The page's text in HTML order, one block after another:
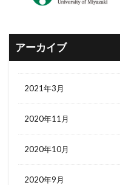
アーカイブ
2021年3月
2020年11月
2020年10月
2020年9月